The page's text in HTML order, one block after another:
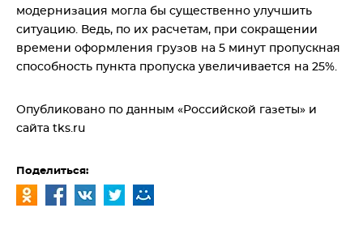
модернизация могла бы существенно улучшить
ситуацию. Ведь, по их расчетам, при сокращении
времени оформления грузов на 5 минут пропускная
способность пункта пропуска увеличивается на 25%.
Опубликовано по данным «Российской газеты» и
сайта tks.ru
Поделиться: